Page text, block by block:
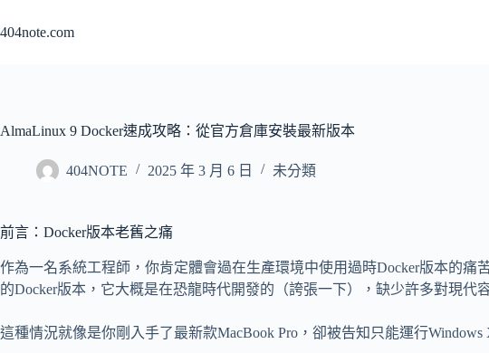
至
404note.com
AlmaLinux 9 Docker速成攻略：從官方倉庫安裝最新版本
404NOTE 2025 年 3 月 6 日 未分類
前言：Docker版本老舊之痛
作為一名系統工程師，你肯定體會過在生產環境中使用過時Docker版本的痛
的Docker版本，它大概是在恐龍時代開發的（誇張一下），缺少許多對現代
這種情況就像是你剛入手了最新款MacBook Pro，卻被告知只能運行Windows